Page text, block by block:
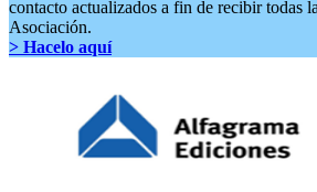
contacto actualizados a fin de recibir todas
Asociación.
> Hacelo aquí